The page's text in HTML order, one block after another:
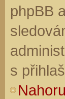
phpBB
s
Nahoru